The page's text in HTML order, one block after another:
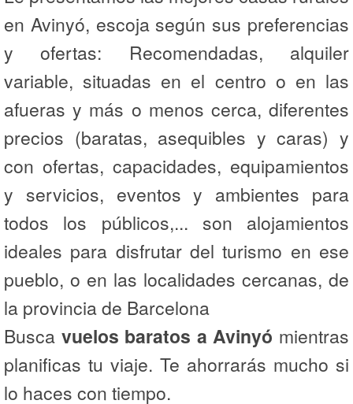
en Avinyó, escoja según sus preferencias
y ofertas: Recomendadas, alquiler
variable, situadas en el centro o en las
afueras y más o menos cerca, diferentes
precios (baratas, asequibles y caras) y
con ofertas, capacidades, equipamientos
y servicios, eventos y ambientes para
todos los públicos,... son alojamientos
ideales para disfrutar del turismo en ese
pueblo, o en las localidades cercanas, de
la provincia de Barcelona
Busca vuelos baratos a Avinyó mientras
planificas tu viaje. Te ahorrarás mucho si
lo haces con tiempo.